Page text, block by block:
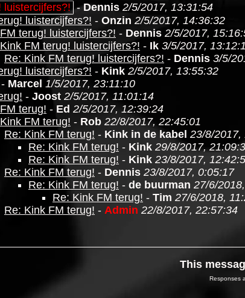
luistercijfers?! -Dennis 2/5/2017, 13:31:54
luistercijfers?! - Onzin 2/5/2017, 14:36:32
terug! luistercijfers?! - Dennis 2/5/2017,
FM terug! luistercijfers?! - Ik 3/5/2017,
Re: Kink FM terug! luistercijfers?! - Dennis 3/5/
luistercijfers?! - Kink 2/5/2017, 13:55:32
- Marcel 1/5/2017, 23:11:10
- Joost 2/5/2017, 11:01:14
terug! - Ed 2/5/2017, 12:39:24
FM terug! - Rob 22/8/2017, 22:45:01
Re: Kink FM terug! - Kink in de kabel 23/8/2017,
Re: Kink FM terug! - Kink 29/8/2017,
Re: Kink FM terug! - Kink 23/8/2017,
Re: Kink FM terug! - Dennis 23/8/2017, 0:05:17
Re: Kink FM terug! - de buurman 27/6/
Re: Kink FM terug! - Tim 27/6/2018,
Re: Kink FM terug! - Admin 22/8/2017, 22:57:34
This
Responses